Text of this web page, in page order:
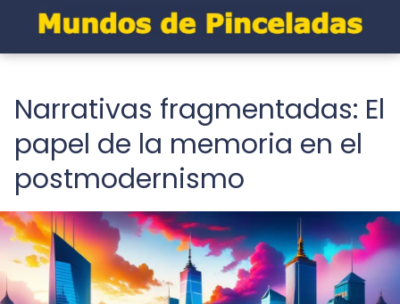
Narrativas fragmentadas: El
papel de la memoria en el
postmodernismo